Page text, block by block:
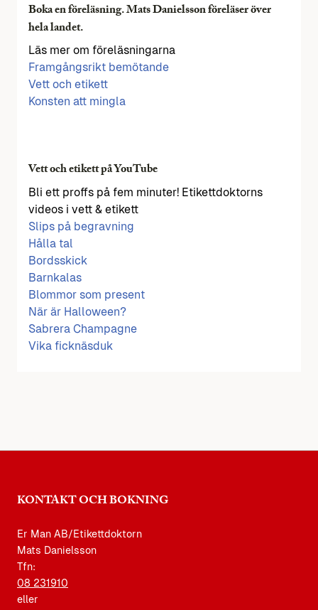
Boka en föreläsning. Mats Danielsson föreläser över
hela landet.
Läs mer om föreläsningarna
Framgångsrikt bemötande
Vett och etikett
Konsten att mingla
Vett och etikett på YouTube
Bli ett proffs på fem minuter! Etikettdoktorns
videos i vett & etikett
Slips på begravning
Hålla tal
Bordsskick
Barnkalas
Blommor som present
När är Halloween?
Sabrera Champagne
Vika ficknäsduk
KONTAKT OCH BOKNING
Er Man AB/Etikettdoktorn
Mats Danielsson
Tfn:
08 231910
eller